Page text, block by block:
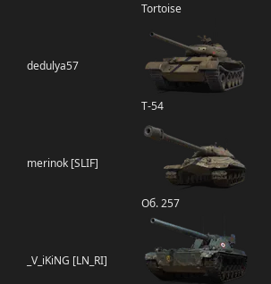
Tortoise
dedulya57
Т-54
merinok [SLIF]
Об. 257
_V_iKiNG [LN_RI]